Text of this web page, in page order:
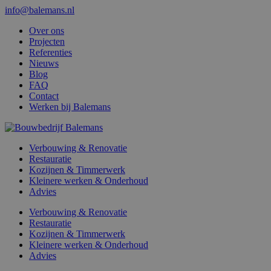
info@balemans.nl
Over ons
Projecten
Referenties
Nieuws
Blog
FAQ
Contact
Werken bij Balemans
Verbouwing & Renovatie
Restauratie
Kozijnen & Timmerwerk
Kleinere werken & Onderhoud
Advies
Verbouwing & Renovatie
Restauratie
Kozijnen & Timmerwerk
Kleinere werken & Onderhoud
Advies